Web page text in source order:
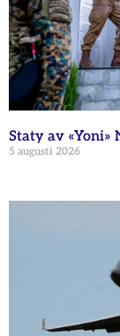
Staty av «Yoni»
5 augusti 2026